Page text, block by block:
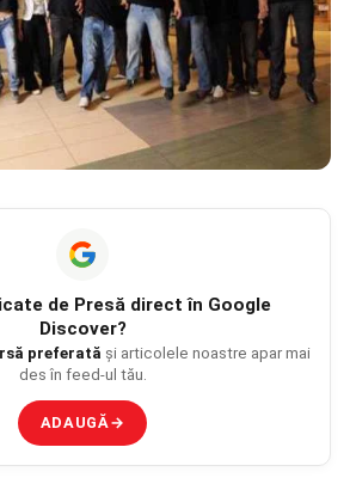
de Presădirect în Google
Discover?
preferată și articolele noastre apar mai
des în feed-ul tău.
ADAUGĂ →